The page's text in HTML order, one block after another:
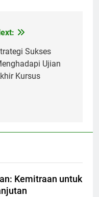
Sukses
Ujian
Kursus
Kemitraan untuk